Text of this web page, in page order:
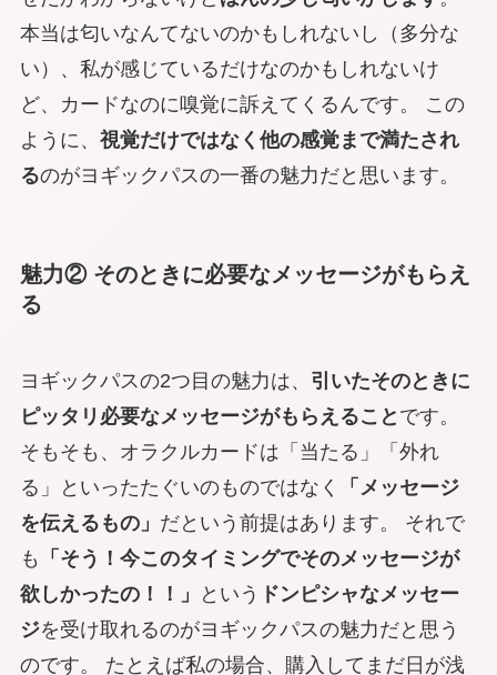
本当は匂いなんてないのかもしれないし（多分な
い）、私が感じているだけなのかもしれないけ
ど、
カードなのに嗅覚に訴えてくる んです。 この
ように、 視覚だけではなく他の感覚まで満たされ
るのがヨギックパスの一番の魅力だと思います。
魅力② そのときに必要なメッセージがもらえ
る
ヨギックパスの2つ目の魅力は、 引いたそのときに
ピッタリ必要なメッセージがもらえること です。
そもそも、オラクルカードは「当たる」「外れ
る」といったたぐいのものではなく
「メッセージ
を伝えるもの」 だという前提はあります。 それで
も
「そう！今このタイミングでそのメッセージが
欲しかったの！！」
という ドンピシャなメッセー
ジを受け取れるのがヨギックパスの魅力だと思う
のです。 たとえば私の場合、購入してまだ日が浅